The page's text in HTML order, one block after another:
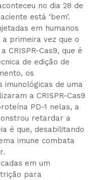
no dia 28 de
está ‘bem’.
em humanos
primeira vez que o
CRISPR-Cas9, que é
de edição de
os
imunológicas de uma
a CRISPR-Cas9
PD-1 nelas, a
retardar a
é que, desabilitando
imune combata
em um
para